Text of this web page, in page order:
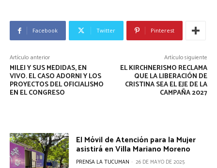
Facebook Twitter Pinterest
Artículo anterior
MILEI Y SUS MEDIDAS, EN
VIVO. EL CASO ADORNI Y LOS
PROYECTOS DEL OFICIALISMO
EN EL CONGRESO
Artículo siguiente
EL KIRCHNERISMO RECLAMA
QUE LA LIBERACIÓN DE
CRISTINA SEA EL EJE DE LA
CAMPAÑA 2027
El Móvil de Atención para la Mujer
asistirá en Villa Mariano Moreno
PRENSA LA TUCUMAN - 26 DE MAYO DE 2025